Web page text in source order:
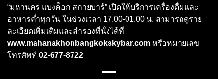
“มหานคร แบงค็อก สกายบาร์” เปิดให้บริการเครื่องดื่มและ
อาหารค่ำทุกวัน ในช่วงเวลา 17.00-01.00 น. สามารถดูราย
ละเอียดเพิ่มเติมและสำรองที่นั่งได้ที่
www.mahanakhonbangkokskybar.com หรือหมายเลข
โทรศัพท์ 02-677-8722